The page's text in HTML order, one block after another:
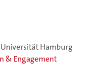
Hamburg
& Engagement